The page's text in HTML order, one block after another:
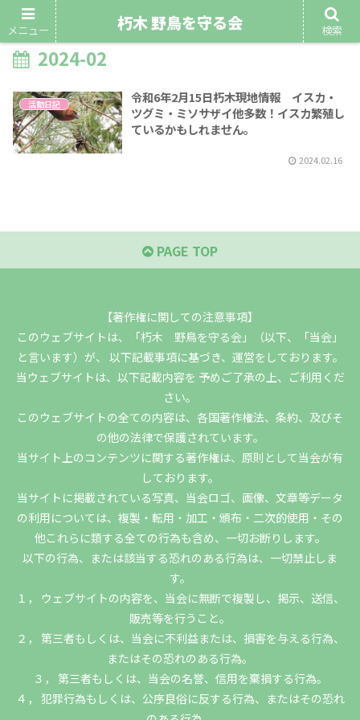
2024-02
活動日記
令和6年2月15日朽木現地情報 イスカ・
ツグミ・ミソサザイ他多数！イスカ繁殖し
ているかもしれません。
2024.02.16
PAGE TOP
【著作権に関しての注意事項】
このウェブサイトは、「朽木 野鳥を守る会」（以下、「当会」
と言います）が、 以下記載事項に基づき、運営をしております。
当ウェブサイトは、以下記載内容を 予めご了承の上、ご利用くだ
さい。
このウェブサイトの全ての内容は、各国著作権法、条約、及びそ
の他の法律で保護されています。
当サイト上のコンテンツに関する著作権は、原則として当会が有
しております。
当サイトに掲載されている写真、当会ロゴ、画像、文章等データ
の利用については、複製・転用・加工・頒布・二次的使用・その
他これらに類する全ての行為も含め、一切お断りします。
以下の行為、または該当する恐れのある行為は、一切禁止しま
す。
１， ウェブサイトの内容を、当会に無断で複製し、掲示、送信、
販売等を行うこと。
２， 第三者もしくは、当会に不利益または、損害を与える行為、
またはその恐れのある行為。
３， 第三者もしくは、当会の名誉、信用を棄損する行為。
４， 犯罪行為もしくは、公序良俗に反する行為、またはその恐れ
メニュー 朽木 野鳥を守る会 検索